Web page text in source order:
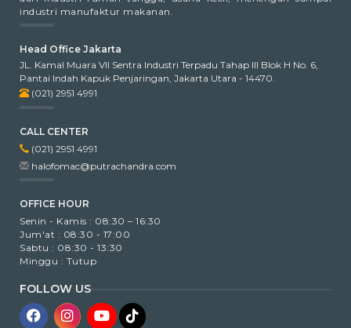
industri manufaktur makanan.
Head Office Jakarta
JL. Kamal Muara VII Sentra Industri Terpadu Tahap III Blok H No. 6,
Pantai Indah Kapuk Penjaringan, Jakarta Utara - 14470.
(021) 2951 4991
CALL CENTER
(021) 2951 4991
halofomac@putrachandra.com
OFFICE HOUR
Senin - Kamis : 08:30 – 16:30
Jum'at : 08:30 - 17:00
Sabtu : 08:30 - 13:30
Minggu : Tutup
FOLLOW US